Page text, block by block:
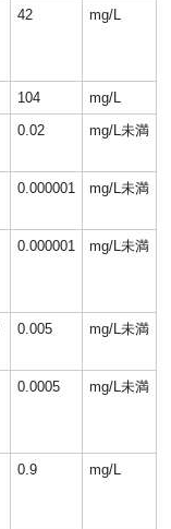
42 mg/L
104
mg/L
0.02 mg/L未満
0.000001 mg/L未満
0.000001 mg/L未満
0.005 mg/L未満
0.0005 mg/L未満
0.9 mg/L